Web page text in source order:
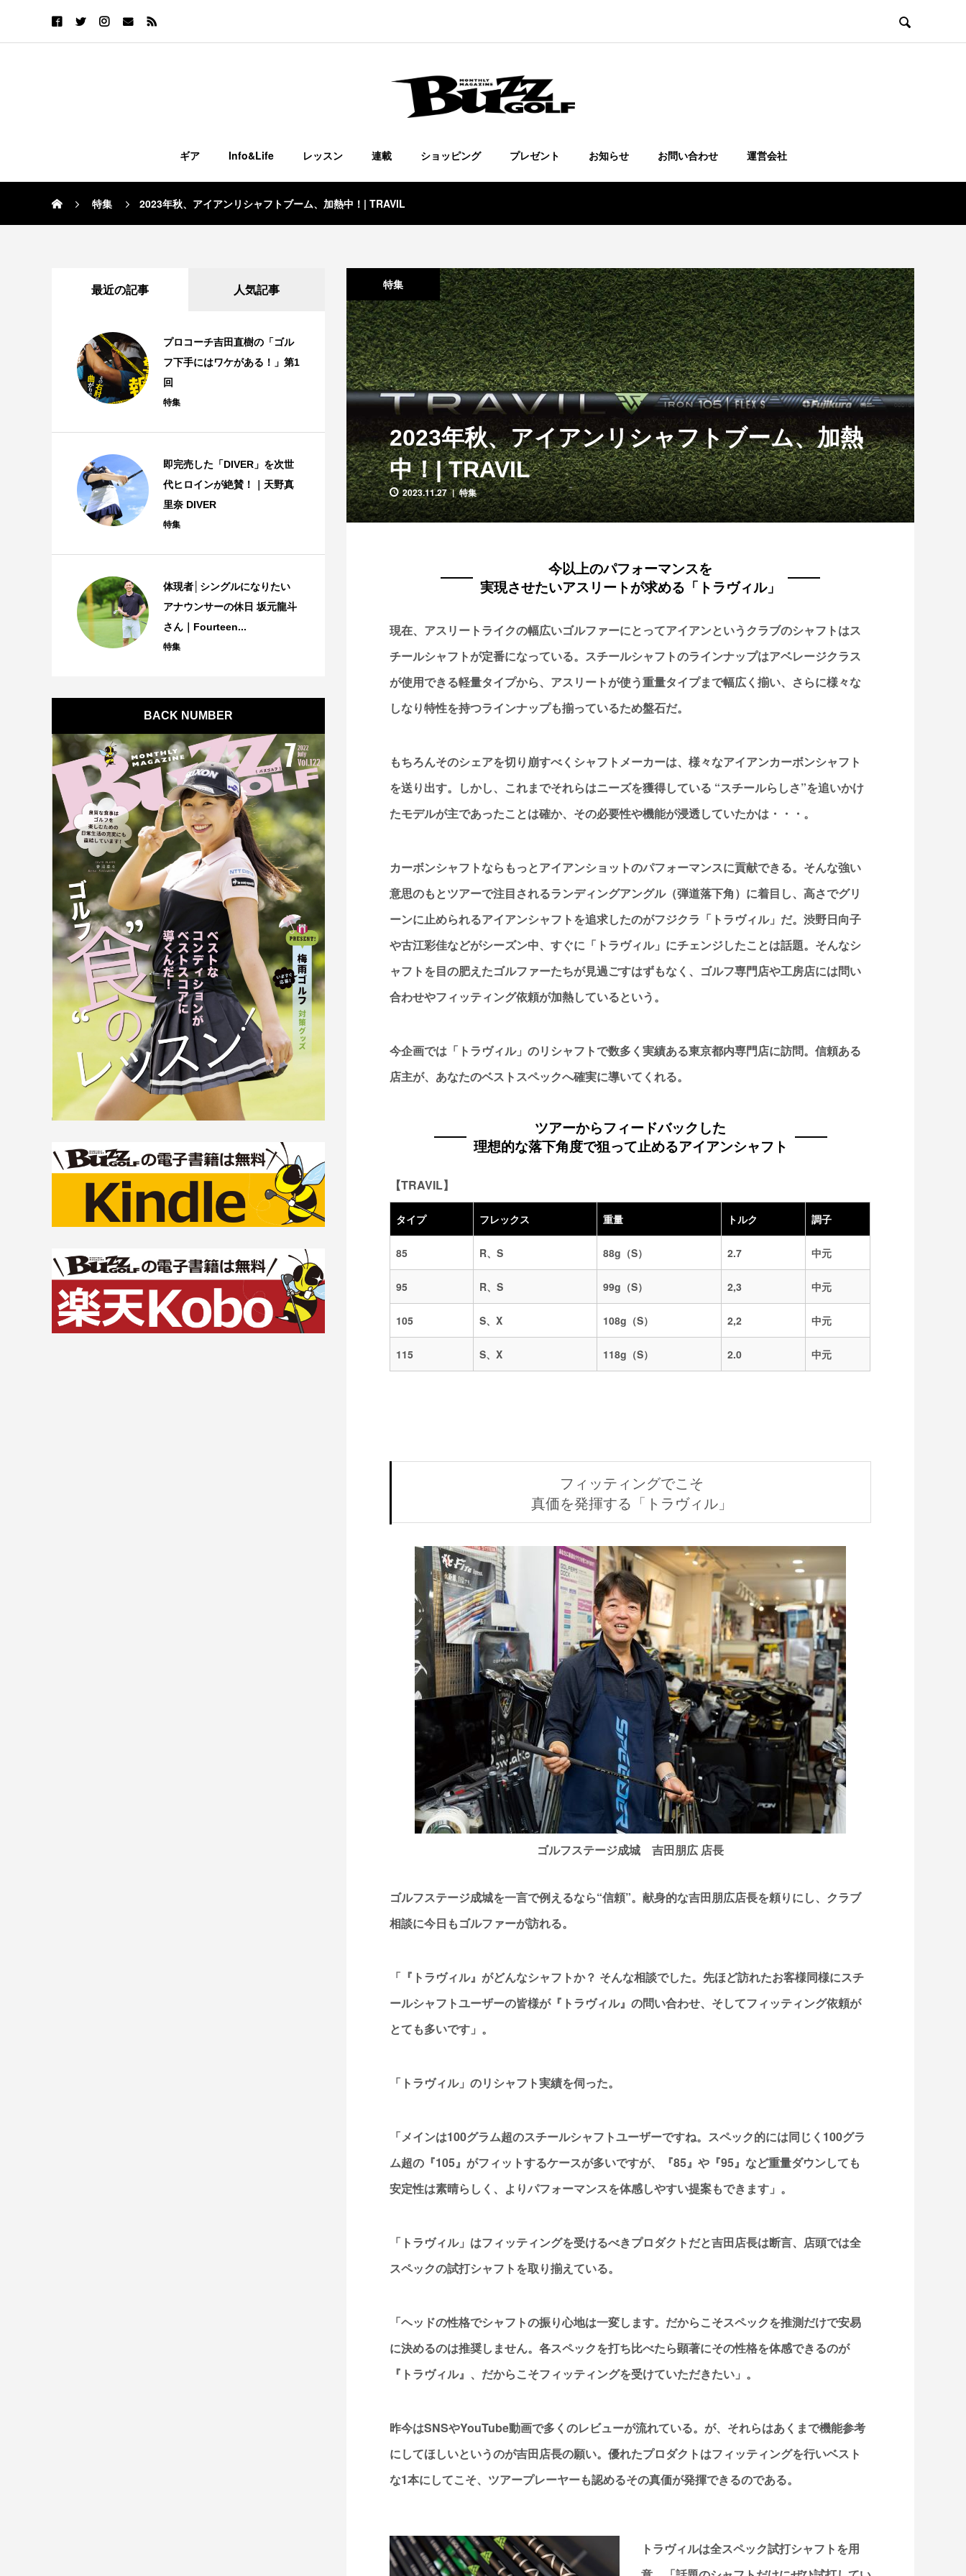

ギア Info&Life レッスン 連載 ショッピング プレゼント お知らせ お問い合わせ 運営会社
特集 2023年秋、アイアンリシャフトブーム、加熱中！| TRAVIL
特集
2023年秋、アイアンリシャフトブーム、加熱
中！| TRAVIL
2023.11.27 特集
今以上のパフォーマンスを
実現させたいアスリートが求める「トラヴィル」
現在、アスリートライクの幅広いゴルファーにとってアイアンというクラブのシャフトはス
チールシャフトが定番になっている。スチールシャフトのラインナップはアベレージクラス
が使用できる軽量タイプから、アスリートが使う重量タイプまで幅広く揃い、さらに様々な
しなり特性を持つラインナップも揃っているため盤石だ。
もちろんそのシェアを切り崩すべくシャフトメーカーは、様々なアイアンカーボンシャフト
を送り出す。しかし、これまでそれらはニーズを獲得している “スチールらしさ”を追いかけ
たモデルが主であったことは確か、その必要性や機能が浸透していたかは・・・。
カーボンシャフトならもっとアイアンショットのパフォーマンスに貢献できる。そんな強い
意思のもとツアーで注目されるランディングアングル（弾道落下角）に着目し、高さでグリ
ーンに止められるアイアンシャフトを追求したのがフジクラ「トラヴィル」だ。渋野日向子
や古江彩佳などがシーズン中、すぐに「トラヴィル」にチェンジしたことは話題。そんなシ
ャフトを目の肥えたゴルファーたちが見過ごすはずもなく、ゴルフ専門店や工房店には問い
合わせやフィッティング依頼が加熱しているという。
今企画では「トラヴィル」のリシャフトで数多く実績ある東京都内専門店に訪問。信頼ある
店主が、あなたのベストスペックへ確実に導いてくれる。
ツアーからフィードバックした
理想的な落下角度で狙って止めるアイアンシャフト
【TRAVIL】
タイプ フレックス 重量 トルク 調子
85 R、S 88g（S） 2.7 中元
95 R、S 99g（S） 2,3 中元
105 S、X 108g（S） 2,2 中元
115 S、X 118g（S） 2.0 中元
フィッティングでこそ
真価を発揮する「トラヴィル」
ゴルフステージ成城 吉田朋広 店長
ゴルフステージ成城を一言で例えるなら“信頼”。献身的な吉田朋広店長を頼りにし、クラブ
相談に今日もゴルファーが訪れる。
「『トラヴィル』がどんなシャフトか？ そんな相談でした。先ほど訪れたお客様同様にスチ
ールシャフトユーザーの皆様が『トラヴィル』の問い合わせ、そしてフィッティング依頼が
とても多いです」。
「トラヴィル」のリシャフト実績を伺った。
「メインは100グラム超のスチールシャフトユーザーですね。スペック的には同じく100グラ
ム超の『105』がフィットするケースが多いですが、『85』や『95』など重量ダウンしても
安定性は素晴らしく、よりパフォーマンスを体感しやすい提案もできます」。
「トラヴィル」はフィッティングを受けるべきプロダクトだと吉田店長は断言、店頭では全
スペックの試打シャフトを取り揃えている。
「ヘッドの性格でシャフトの振り心地は一変します。だからこそスペックを推測だけで安易
に決めるのは推奨しません。各スペックを打ち比べたら顕著にその性格を体感できるのが
『トラヴィル』、だからこそフィッティングを受けていただきたい」。
昨今はSNSやYouTube動画で多くのレビューが流れている。が、それらはあくまで機能参考
にしてほしいというのが吉田店長の願い。優れたプロダクトはフィッティングを行いベスト
な1本にしてこそ、ツアープレーヤーも認めるその真価が発揮できるのである。
トラヴィルは全スペック試打シャフトを用
最近の記事 人気記事
プロコーチ吉田直樹の「ゴル
フ下手にはワケがある！」第1
回
特集
即完売した「DIVER」を次世
代ヒロインが絶賛！｜天野真
里奈 DIVER
特集
体現者│シングルになりたい
アナウンサーの休日 坂元龍斗
さん｜Fourteen...
特集
BACK NUMBER